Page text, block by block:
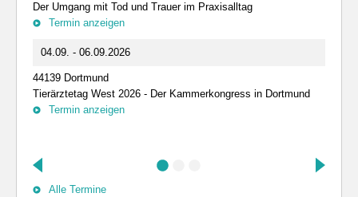
Der Umgang mit Tod und Trauer im Praxisalltag
Termin anzeigen
04.09. - 06.09.2026
44139 Dortmund
Tierärztetag West 2026 - Der Kammerkongress in Dortmund
Termin anzeigen
Alle Termine